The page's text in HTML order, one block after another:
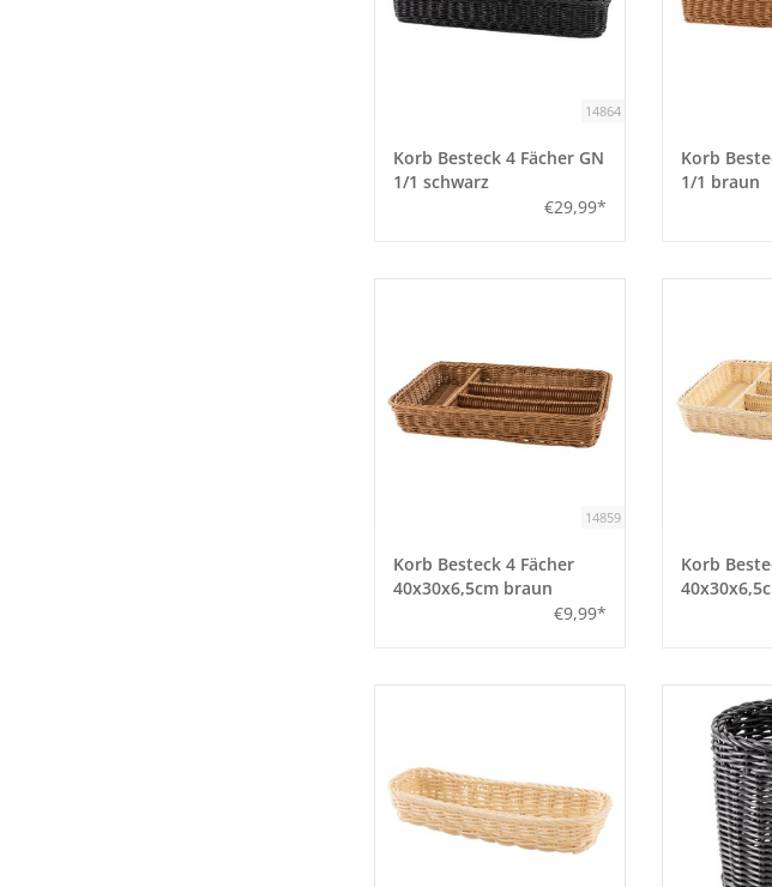
14864
Korb Besteck 4 Fächer GN
1/1 schwarz
€29,99*
Korb
1/1 braun
14859
Korb Besteck 4 Fächer
40x30x6,5cm braun
€9,99*
Korb